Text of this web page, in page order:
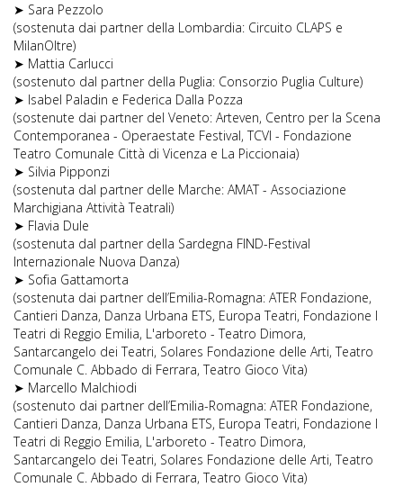
➤ Sara Pezzolo
(sostenuta dai partner della Lombardia: Circuito CLAPS e
MilanOltre)
➤ Mattia Carlucci
(sostenuto dal partner della Puglia: Consorzio Puglia Culture)
➤ Isabel Paladin e Federica Dalla Pozza
(sostenute dai partner del Veneto: Arteven, Centro per la Scena
Contemporanea - Operaestate Festival, TCVI - Fondazione
Teatro Comunale Città di Vicenza e La Piccionaia)
➤ Silvia Pipponzi
(sostenuta dal partner delle Marche: AMAT - Associazione
Marchigiana Attività Teatrali)
➤ Flavia Dule
(sostenuta dal partner della Sardegna FIND-Festival
Internazionale Nuova Danza)
➤ Sofia Gattamorta
(sostenuta dai partner dell’Emilia-Romagna: ATER Fondazione,
Cantieri Danza, Danza Urbana ETS, Europa Teatri, Fondazione I
Teatri di Reggio Emilia, L'arboreto - Teatro Dimora,
Santarcangelo dei Teatri, Solares Fondazione delle Arti, Teatro
Comunale C. Abbado di Ferrara, Teatro Gioco Vita)
➤ Marcello Malchiodi
(sostenuto dai partner dell’Emilia-Romagna: ATER Fondazione,
Cantieri Danza, Danza Urbana ETS, Europa Teatri, Fondazione I
Teatri di Reggio Emilia, L'arboreto - Teatro Dimora,
Santarcangelo dei Teatri, Solares Fondazione delle Arti, Teatro
Comunale C. Abbado di Ferrara, Teatro Gioco Vita)